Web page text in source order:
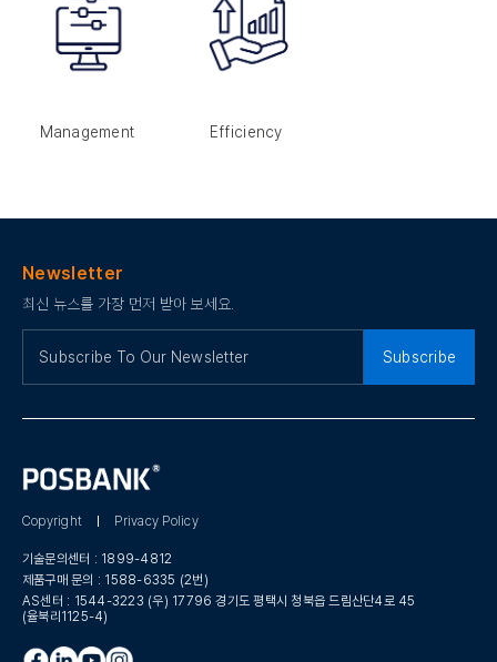
Management Efficiency
Newsletter
최신 뉴스를 가장 먼저 받아 보세요.
Subscribe
Copyright Privacy Policy
기술문의센터 : 1899-4812
제품구매 문의 : 1588-6335 (2번)
AS센터 : 1544-3223 (우) 17796 경기도 평택시 청북읍 드림산단4로 45
(율북리1125-4)